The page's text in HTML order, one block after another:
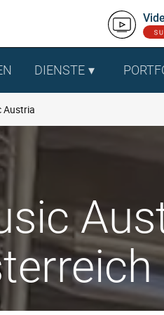
DIENSTE
Austria